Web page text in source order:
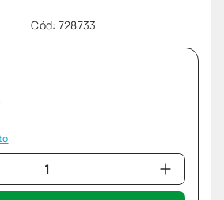
Cód: 728733